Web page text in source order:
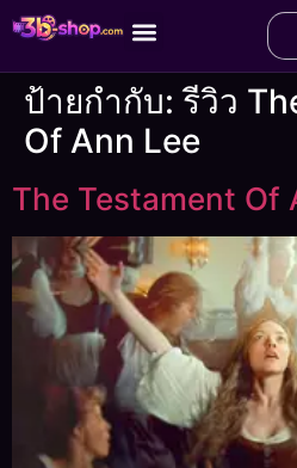
ป้ายกำกับ:รีวิว
Of Ann Lee
The Testament Of